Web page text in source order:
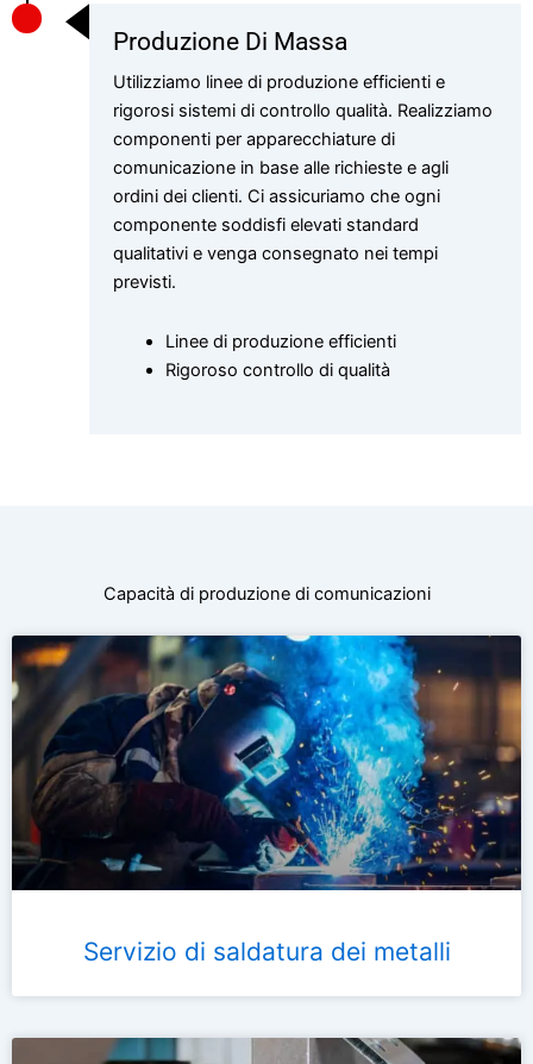
Produzione Di Massa
Utilizziamo linee di produzione efficienti e
rigorosi sistemi di controllo qualità. Realizziamo
componenti per apparecchiature di
comunicazione in base alle richieste e agli
ordini dei clienti. Ci assicuriamo che ogni
componente soddisfi elevati standard
qualitativi e venga consegnato nei tempi
previsti.
Linee di produzione efficienti
Rigoroso controllo di qualità
Capacità di produzione di comunicazioni
Servizio di saldatura dei metalli